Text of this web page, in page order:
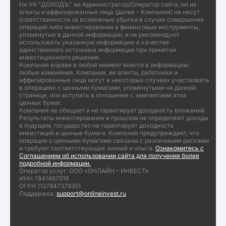
Ни УК "ДОХОДЪ" ни Администратор/Оператор сайта, ни их
агенты и аффилированные лица (далее - Компания) не несут
ответственности за возможные убытки в случае совершения
операций либо инвестирования в финансовые инструменты,
упомянутые в данной информации, и не рекомендуют
использовать указанную информацию в качестве
единственного источника информации при принятии
инвестиционного решения.
Компания вправе в любой момент внести в информацию
любые изменения. Компания, ее агенты, работники и
аффилированные лица могут в некоторых случаях участвовать
в операциях с ценными бумагами, упомянутыми на данной
странице, или вступать в отношения с эмитентами этих
ценных бумаг.
Компания не обещает и не гарантирует доходность вложений.
Результаты инвестирования в прошлом не определяют доходы
в будущем, государство не гарантирует доходность
инвестиций в ценные бумаги. Компания предупреждает, что
операции с ценными бумагами связаны с различными рисками
и требуют соответствующих знаний и опыта. Ознакомитесь с
Соглашением об использовании сайта для получения более
подробной информации.
Оператор услуг: ООО «ОНЛАЙН – ИНВЕСТ»
ИНН 7841467519
ОГРН 1127847379351
Поддержка: support@onlineinvest.ru